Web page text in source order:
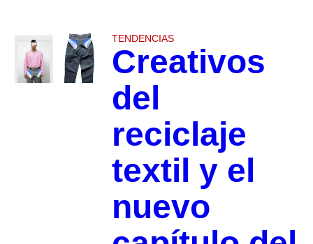
TENDENCIAS
Creativos
del
reciclaje
textil y el
nuevo